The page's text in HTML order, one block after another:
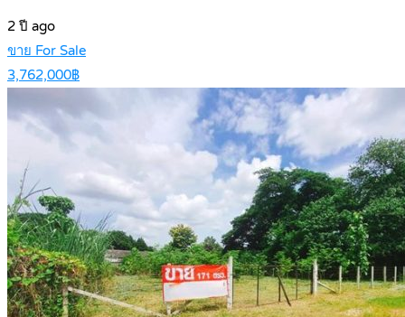
2 ปี ago
ขาย For Sale
3,762,000฿